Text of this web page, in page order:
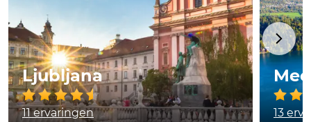
Ljubljana
11 ervaringen 13